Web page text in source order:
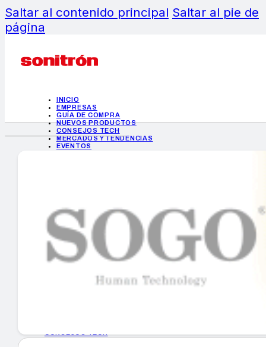
Saltar al contenido principal Saltar al pie de
página
INICIO
EMPRESAS
GUÍA DE COMPRA
NUEVOS PRODUCTOS
CONSEJOS TECH
MERCADOS Y TENDENCIAS
EVENTOS
INICIO
EMPRESAS
GUÍA DE COMPRA